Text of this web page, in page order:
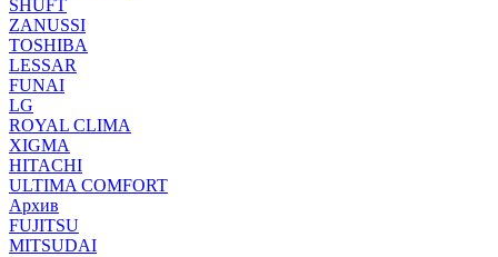
SHUFT
ZANUSSI
TOSHIBA
LESSAR
FUNAI
LG
ROYAL CLIMA
XIGMA
HITACHI
ULTIMA COMFORT
Архив
FUJITSU
MITSUDAI